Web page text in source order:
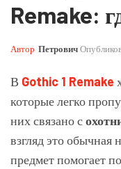
Remake:
Автор Петрович
В Gothic 1 Remake
которые легко
них связано с
взгляд это обычная
предмет помогает